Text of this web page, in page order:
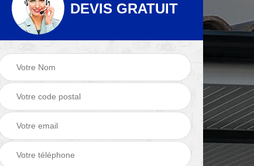
Nettoyage et
démoussage de
toiture 80
Réparation de
toiture 80
DEVIS GRATUIT